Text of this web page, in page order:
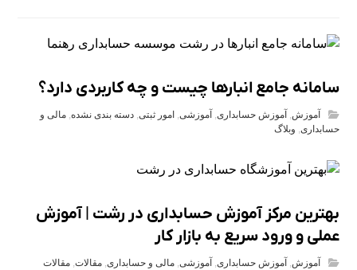
سامانه جامع انبارها چیست و چه کاربردی دارد؟
آموزش, آموزش حسابداری, آموزشی, امور ثبتی,دسته بندی نشده,مالی و
حسابداری, وبلاگ
بهترین مرکز آموزش حسابداری در رشت | آموزش
عملی و ورود سریع به بازار کار
آموزش, آموزش حسابداری, آموزشی,مالی و حسابداری,مقالات,مقالات